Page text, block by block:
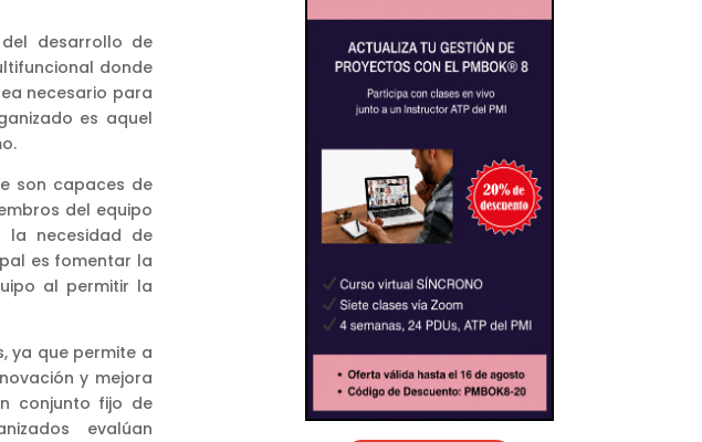
del desarrollo de
donde
necesario para
es aquel
son capaces de
del equipo
la necesidad de
es fomentar la
al permitir la
ya que permite a
y mejora
conjunto fijo de
evalúan